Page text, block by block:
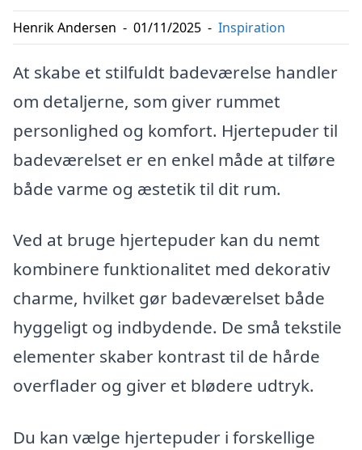
Henrik Andersen - 01/11/2025 - Inspiration
At skabe et stilfuldt badeværelse handler
om detaljerne, som giver rummet
personlighed og komfort. Hjertepuder til
badeværelset er en enkel måde at tilføre
både varme og æstetik til dit rum.
Ved at bruge hjertepuder kan du nemt
kombinere funktionalitet med dekorativ
charme, hvilket gør badeværelset både
hyggeligt og indbydende. De små tekstile
elementer skaber kontrast til de hårde
overflader og giver et blødere udtryk.
Du kan vælge hjertepuder i forskellige